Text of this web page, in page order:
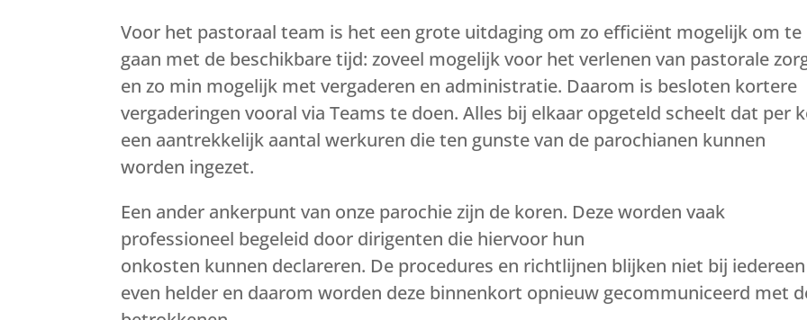
Voor het pastoraal team is het een grote uitdaging om zo efficiënt mogelijk om te
gaan met de beschikbare tijd: zoveel mogelijk voor het verlenen van pastorale
en zo min mogelijk met vergaderen en administratie. Daarom is besloten kortere
vergaderingen vooral via Teams te doen. Alles bij elkaar opgeteld scheelt dat per
een aantrekkelijk aantal werkuren die ten gunste van de parochianen kunnen
worden ingezet.
Een ander ankerpunt van onze parochie zijn de koren. Deze worden vaak
professioneel begeleid door dirigenten die hiervoor hun
onkosten kunnen declareren. De procedures en richtlijnen blijken niet bij iedereen
even helder en daarom worden deze binnenkort opnieuw gecommuniceerd met